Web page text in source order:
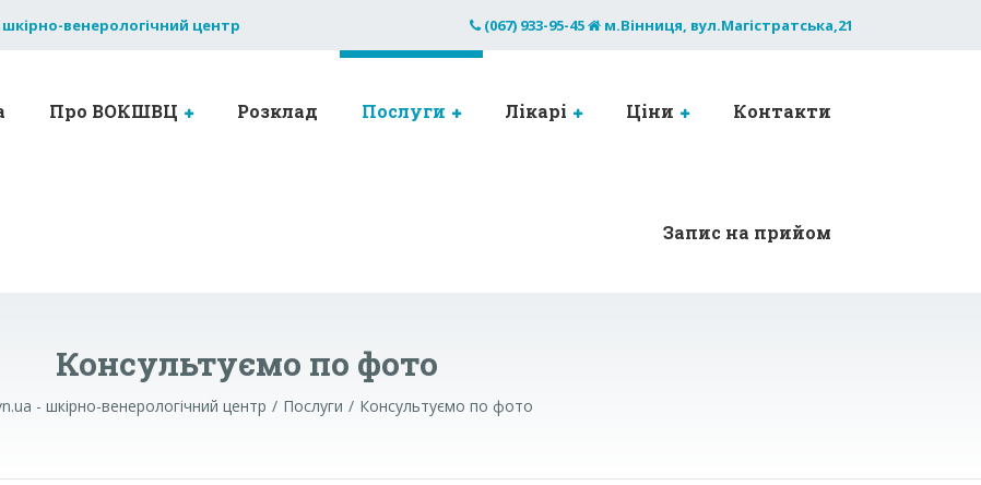
венерологічний центр (067) 933-95-45 м.Вінниця, вул.Магістратська,21
Про ВОКШВЦ Розклад Послуги Лікарі Ціни Контакти
Запис на прийом
Консультуємо по фото
- шкірно-венерологічний центр Послуги Консультуємо по фото